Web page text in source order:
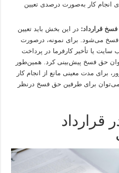
انجام کار به‌صورت درصدی تعیین
فسخ قرارداد: در این بخش باید تعیین
می‌شود. برای نمونه، درصورت
یا تأخیر کارفرما در پرداخت
حق فسخ پیش‌بینی کرد. همین‌طور
، برای مدت معینی مانع از انجام کار
برای طرفین حق فسخ درنظر
قرارداد